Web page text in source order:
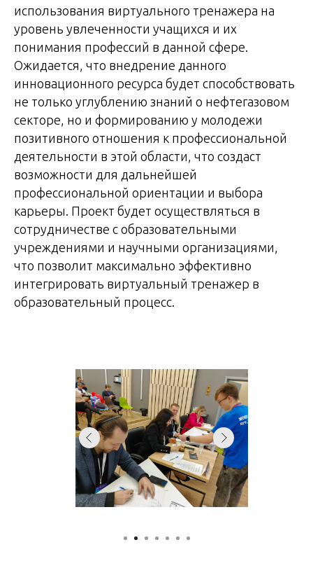
использования виртуального тренажера на
уровень увлеченности учащихся и их
понимания профессий в данной сфере.
Ожидается, что внедрение данного
инновационного ресурса будет способствовать
не только углублению знаний о нефтегазовом
секторе, но и формированию у молодежи
позитивного отношения к профессиональной
деятельности в этой области, что создаст
возможности для дальнейшей
профессиональной ориентации и выбора
карьеры. Проект будет осуществляться в
сотрудничестве с образовательными
учреждениями и научными организациями,
что позволит максимально эффективно
интегрировать виртуальный тренажер в
образовательный процесс.